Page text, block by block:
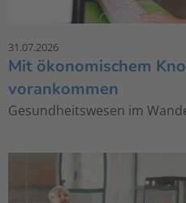
31.07.2026
Mit ökonomischem
vorankommen
Gesundheitswesen im